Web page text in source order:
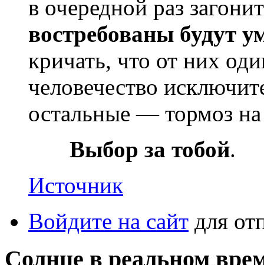
в очередной раз
востребованы будут
кричать, что от них
человечество
остальные — тормоз на
Выбор за тобой.
Источник
Войдите на сайт для
Солнце в реальном